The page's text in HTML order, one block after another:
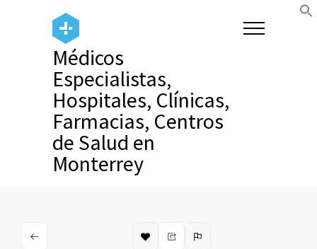
Médicos
Especialistas,
Hospitales, Clínicas,
Farmacias, Centros
de Salud en
Monterrey